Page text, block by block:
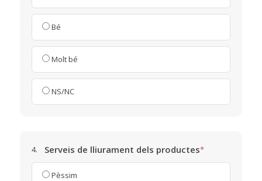
Bé
Molt bé
NS/NC
4. Serveis de lliurament dels productes*
Pèssim